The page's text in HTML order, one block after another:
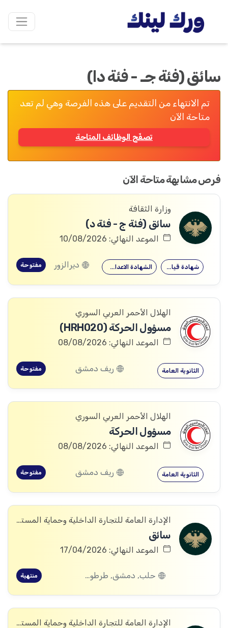
سائق (فئة جـ - فئة دا)
تم الانتهاء من التقديم على هذه الفرصة وهي لم تعد
متاحة الآن
تصفّح الوظائف المتاحة
فرص مشابهة متاحة الآن
وزارة الثقافة
سائق (فئة ج - فئة د)
الموعد النهائي: 10/08/2026
الشهادة الاعدادية شهادة قيادة ديرالزور مفتوحة
الهلال الأحمر العربي السوري
مسؤول الحركة (HRH020)
الموعد النهائي: 08/08/2026
الثانوية العامة ريف دمشق مفتوحة
الهلال الأحمر العربي السوري
مسؤول الحركة
الموعد النهائي: 08/08/2026
الثانوية العامة ريف دمشق مفتوحة
الإدارة العامة للتجارة الداخلية وحماية المستهلك
سائق
الموعد النهائي: 17/04/2026
حلب, دمشق, طرطوس, ريف دمشق, ديرالزور, درعا, اللاذقية, الرقة, الحسكة منتهية
الإدارة العامة للتجارة الداخلية وحماية المستهلك